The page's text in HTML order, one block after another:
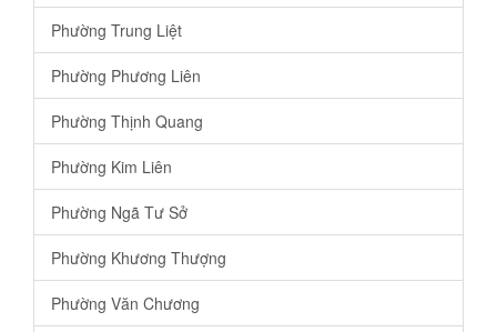
Phường Trung Liệt
Phường Phương Liên
Phường Thịnh Quang
Phường Kim Liên
Phường Ngã Tư Sở
Phường Khương Thượng
Phường Văn Chương